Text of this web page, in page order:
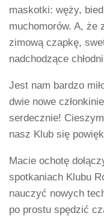
maskotki: węży,
muchomorów. A, że
zimową czapkę,
nadchodzące
Jest nam bardzo
dwie nowe
serdecznie!
nasz Klub się
Macie ochotę
spotkaniach Klubu
nauczyć nowych
po prostu spędzić